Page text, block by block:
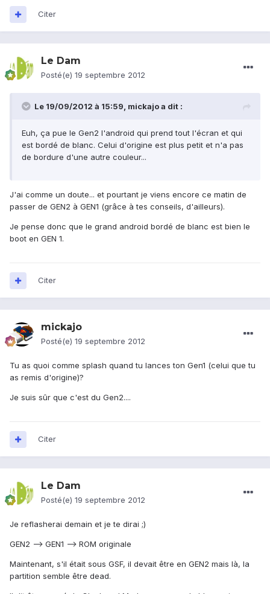
Citer
Le Dam
Posté(e) 19 septembre 2012
Le 19/09/2012 à 15:59, mickajo a dit :
Euh, ça pue le Gen2 l'android qui prend tout l'écran et qui
est bordé de blanc. Celui d'origine est plus petit et n'a pas
de bordure d'une autre couleur...
J'ai comme un doute... et pourtant je viens encore ce matin de
passer de GEN2 à GEN1 (grâce à tes conseils, d'ailleurs).
Je pense donc que le grand android bordé de blanc est bien le
boot en GEN 1.
Citer
mickajo
Posté(e) 19 septembre 2012
Tu as quoi comme splash quand tu lances ton Gen1 (celui que tu
as remis d'origine)?
Je suis sûr que c'est du Gen2....
Citer
Le Dam
Posté(e) 19 septembre 2012
Je reflasherai demain et je te dirai ;)
GEN2 --> GEN1 --> ROM originale
Maintenant, s'il était sous GSF, il devait être en GEN2 mais là, la
partition semble être dead.